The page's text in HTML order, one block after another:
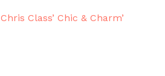
Chris Class’ Chic & Charm’